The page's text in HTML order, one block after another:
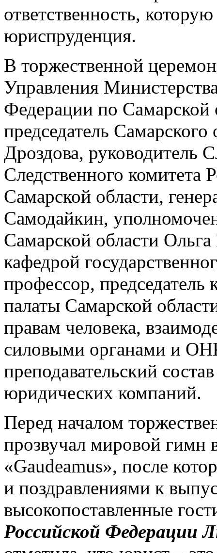
ответственность,
юриспруденция.
В торжественной
Управления
Федерации по Самарской
председатель
Дроздова, руководитель
Следственного комитета
Самарской области,
Самодайкин,
Самарской области
кафедрой
профессор,
палаты Самарской
правам человека,
силовыми органами и
преподавательский
юридических компаний.
Перед началом
прозвучал мировой гимн
«Gaudeamus», после
и поздравлениями к
высокопоставленные
Российской Федерации